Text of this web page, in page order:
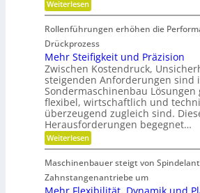
r
i
h
e
t
s
g
r
a
d
e
n
f
t
n
d
e
r
K
u
n
s
t
s
t
o
f
f
b
r
a
e
t
r
e
b
z
e
i
t
d
a
n
k
l
a
u
Weiterlesen:
B
t
t
e
r
e
-
u
n
d
g
e
t
r
i
e
b
Rollenführungen erhöhen die
Drückprozess
Mehr Steifigkeit und Präzision
Zwischen Kostendruck,
steigenden Anforderungen sind
Sondermaschinenbau Lösungen
flexibel, wirtschaftlich und
überzeugend zugleich sind.
Herausforderungen begegnet…
Weiterlesen:
M
h
r
S
Maschinenbauer steigt von
Zahnstangenantriebe um